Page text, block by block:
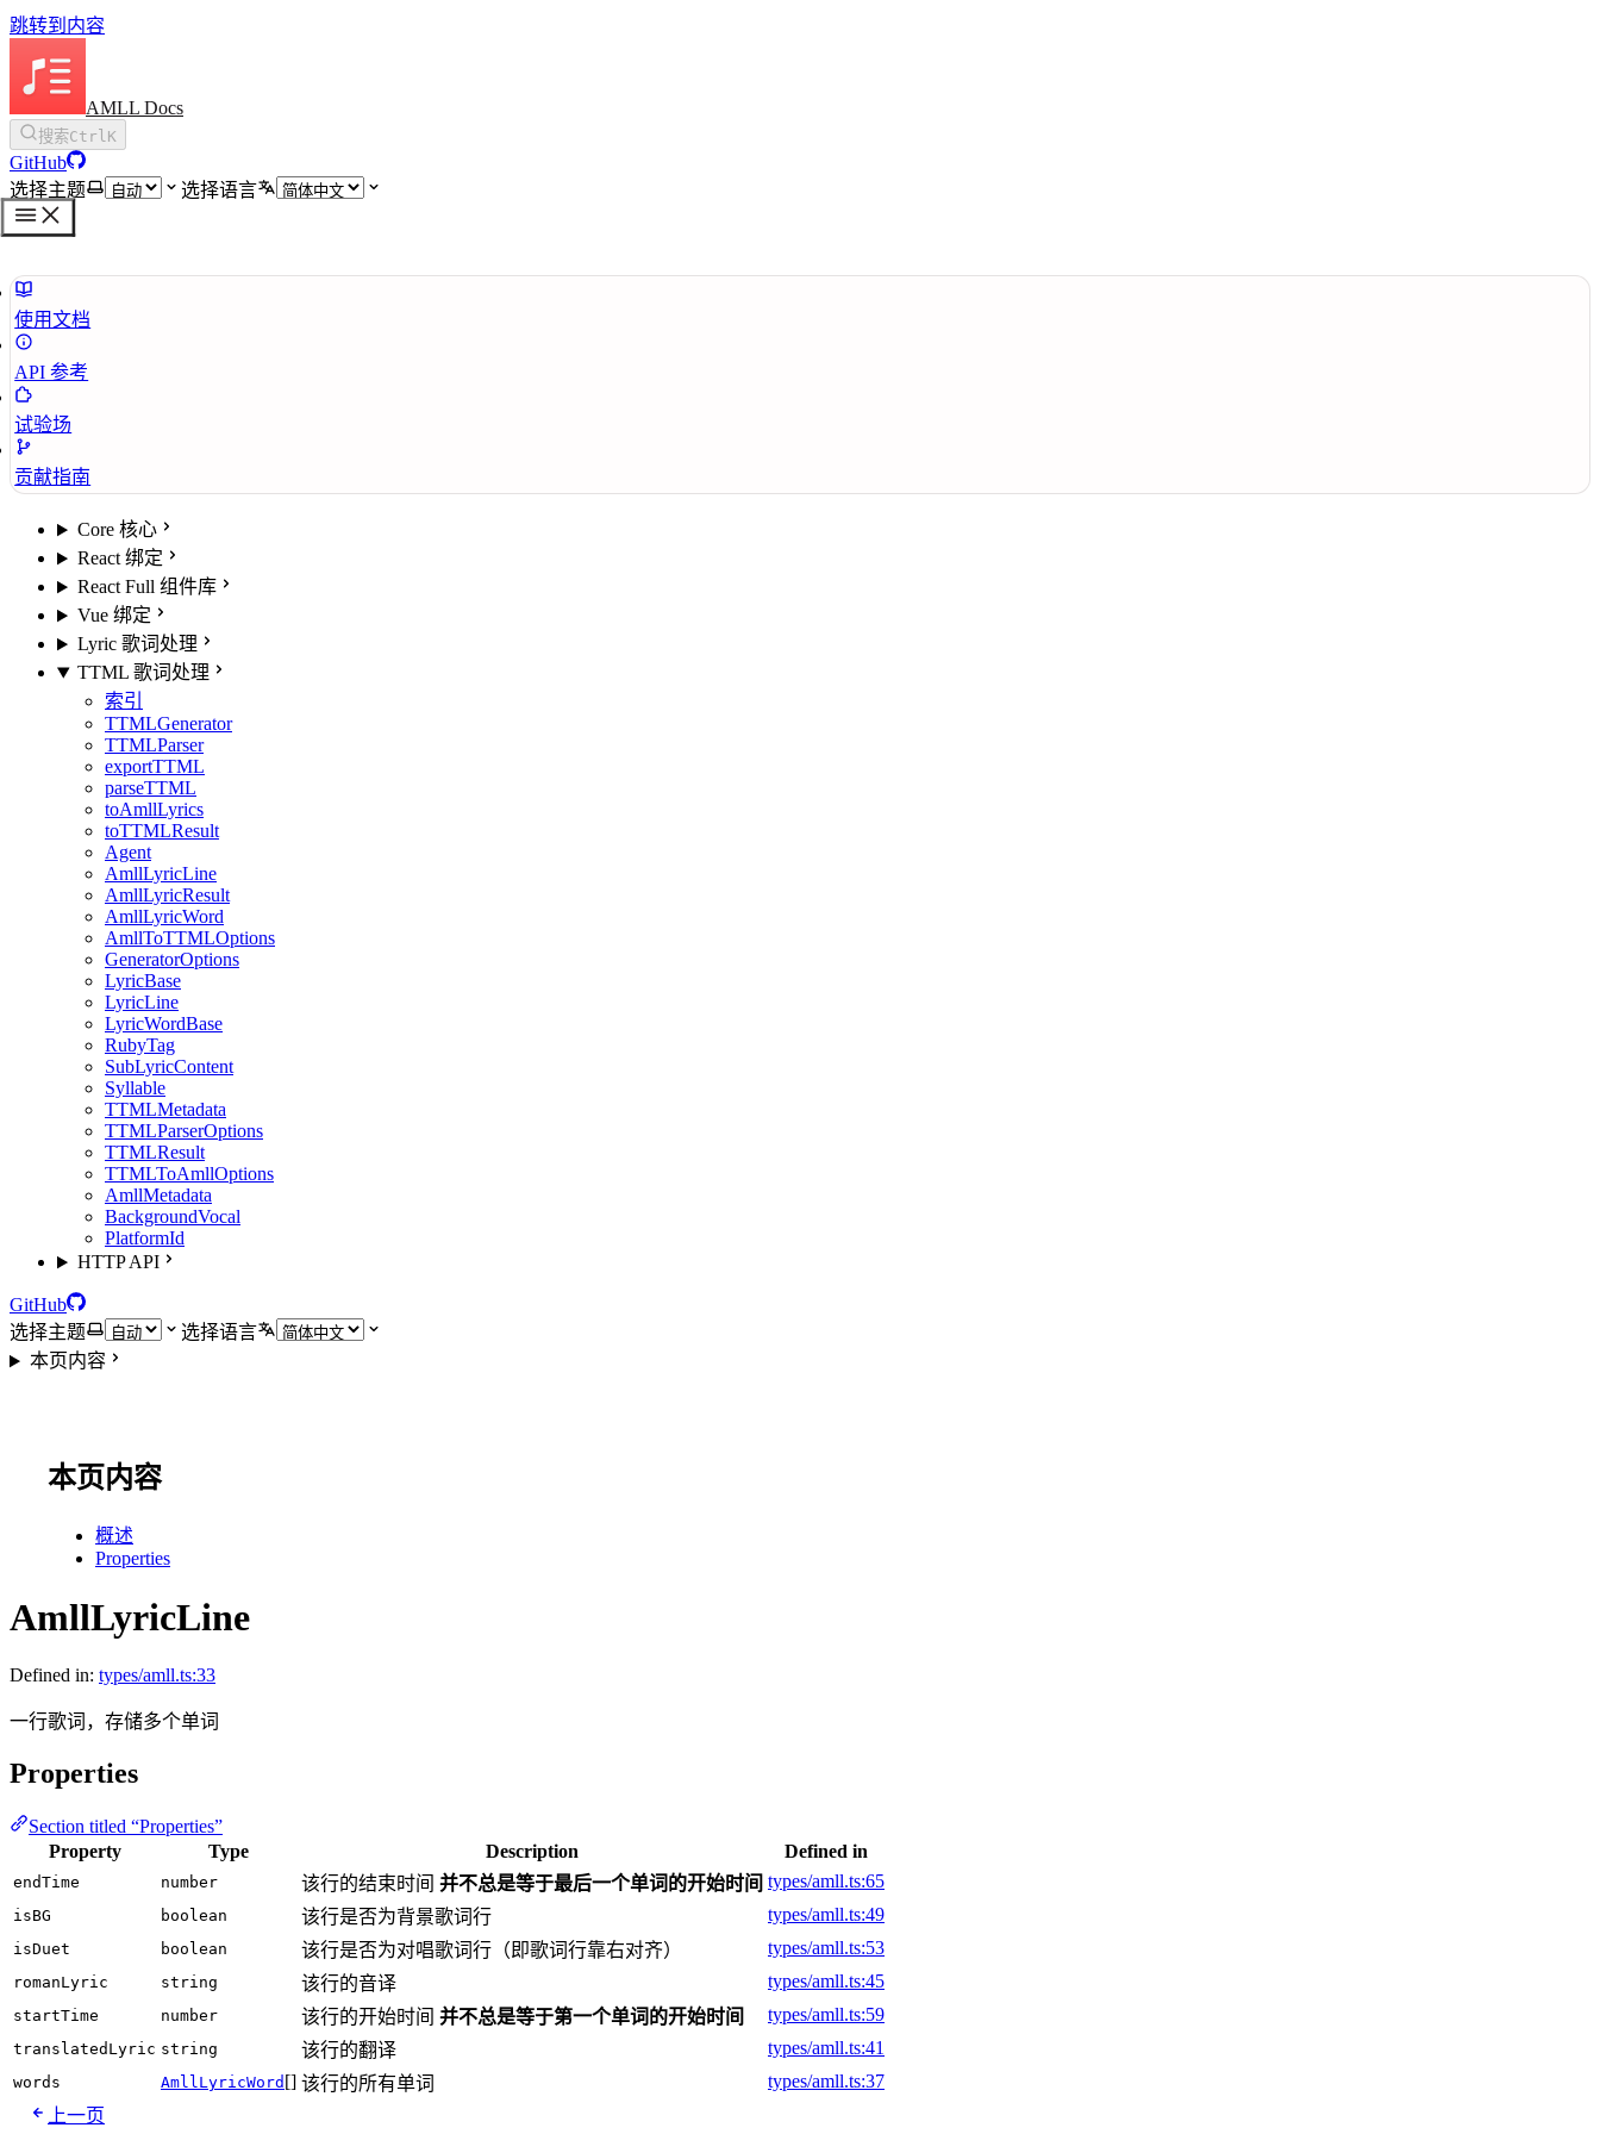
跳转到内容
AMLL Docs
搜索CtrlK
GitHub
选择主题
选择语言
使用文档
API 参考
试验场
贡献指南
Core 核心
React 绑定
React Full 组件库
Vue 绑定
Lyric 歌词处理
TTML 歌词处理
索引
TTMLGenerator
TTMLParser
exportTTML
parseTTML
toAmllLyrics
toTTMLResult
Agent
AmllLyricLine
AmllLyricResult
AmllLyricWord
AmllToTTMLOptions
GeneratorOptions
LyricBase
LyricLine
LyricWordBase
RubyTag
SubLyricContent
Syllable
TTMLMetadata
TTMLParserOptions
TTMLResult
TTMLToAmllOptions
AmllMetadata
BackgroundVocal
PlatformId
HTTP API
GitHub
选择主题
选择语言
本页内容
本页内容
概述
Properties
AmllLyricLine
Defined in: types/amll.ts:33
一行歌词，存储多个单词
Properties
Section titled “Properties”
Property
Type Description Defined in
endTime number 该行的结束时间 并不总是等于最后一个单词的开始时间 types/amll.ts:65
isBG boolean 该行是否为背景歌词行 types/amll.ts:49
isDuet boolean 该行是否为对唱歌词行（即歌词行靠右对齐） types/amll.ts:53
romanLyric string 该行的音译 types/amll.ts:45
startTime number 该行的开始时间 并不总是等于第一个单词的开始时间 types/amll.ts:59
translatedLyric string 该行的翻译 types/amll.ts:41
words AmllLyricWord [] 该行的所有单词
types/amll.ts:37
上一页